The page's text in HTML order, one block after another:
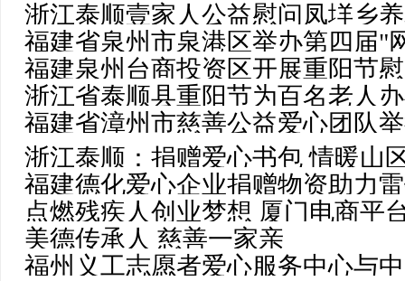
浙江泰顺壹家人公益慰问凤垟乡
福建省泉州市泉港区举办第四届"
福建泉州台商投资区开展重阳节
浙江省泰顺县重阳节为百名老人
福建省漳州市慈善公益爱心团队
浙江泰顺：捐赠爱心书包 情暖山
福建德化爱心企业捐赠物资助力
点燃残疾人创业梦想 厦门电商平
美德传承人 慈善一家亲
福州义工志愿者爱心服务中心与